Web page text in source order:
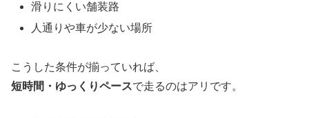
滑りにくい舗装路
人通りや車が少ない場所
こうした条件が揃っていれば、
短時間・ゆっくりペースで走るのはアリです。